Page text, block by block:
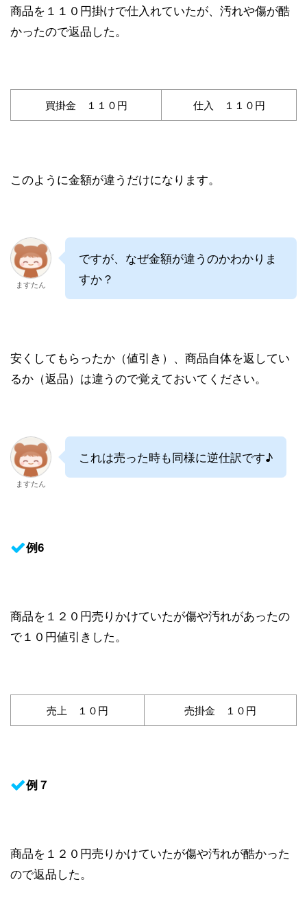
商品を１１０円掛けで仕入れていたが、汚れや傷が酷
かったので返品した。
買掛金 １１０円 仕入 １１０円
このように金額が違うだけになります。
ますたん
ですが、なぜ金額が違うのかわかりま
すか？
安くしてもらったか（値引き）、商品自体を返してい
るか（返品）は違うので覚えておいてください。
ますたん
これは売った時も同様に逆仕訳です♪
例6
商品を１２０円売りかけていたが傷や汚れがあったの
で１０円値引きした。
売上 １０円 売掛金 １０円
例７
商品を１２０円売りかけていたが傷や汚れが酷かった
ので返品した。